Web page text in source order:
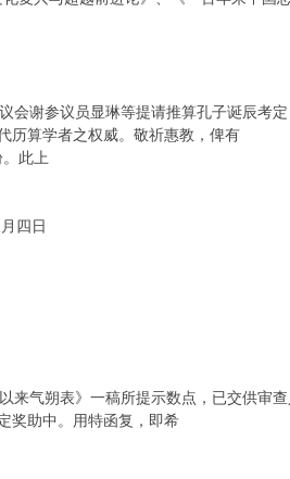
谢参议员显琳等提请推算孔子诞辰考
历算学者之权威。敬祈惠教，俾有
此上
日
气朔表》一稿所提示数点，已交供审查
奖助中。用特函复，即希